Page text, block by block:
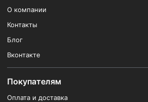
О компании
Контакты
Блог
Вконтакте
Покупателям
Оплата и доставка